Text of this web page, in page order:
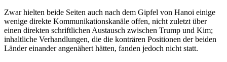
Zwar hielten beide Seiten auch nach dem Gipfel von Hanoi einige
wenige direkte Kom­munikationskanäle offen, nicht zuletzt über
einen direkten schriftlichen Austausch zwischen Trump und Kim;
inhaltliche Ver­handlungen, die die konträren Positionen der beiden
Länder einander angenähert hätten, fanden jedoch nicht statt.